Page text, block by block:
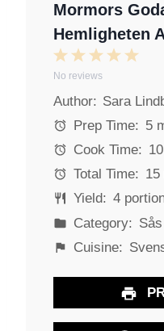
Mormors
Hemligheten
5
t
r
4
t
a
r
s
3
t
a
r
s
2
S
t
a
r
s
1
S
t
a
No reviews
Author: Sara
Prep Time: 5
Cook Time:
Total Time: 15
Yield: 4
Category: Sås
Cuisine: